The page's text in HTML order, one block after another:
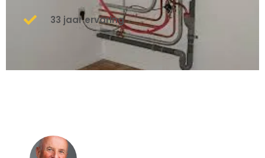
33 jaar ervaring